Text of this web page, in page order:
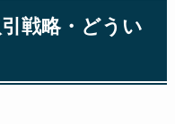
戦略・どうい